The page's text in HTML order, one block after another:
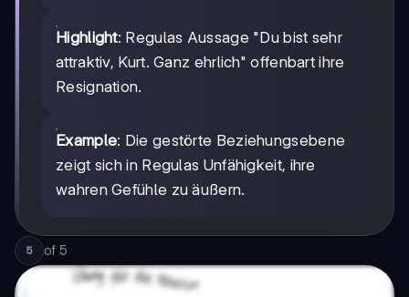
Highlight: Regulas Aussage "Du bist sehr
attraktiv, Kurt. Ganz ehrlich" offenbart ihre
Resignation.
Example: Die gestörte Beziehungsebene
zeigt sich in Regulas Unfähigkeit, ihre
wahren Gefühle zu äußern.
5 of 5